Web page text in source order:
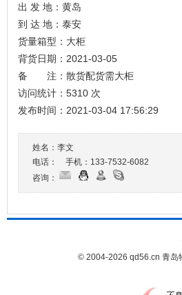
出 发 地：黄岛
到 达 地：泰安
货量箱型：大柜
背货日期：2021-03-05
备 注：散货配货需大柜
访问统计：5310 次
发布时间：2021-03-04 17:56:29
姓名：李文
电话： 手机： 133-7532-6082
咨询：
© 2004-2026 qd56.cn 青